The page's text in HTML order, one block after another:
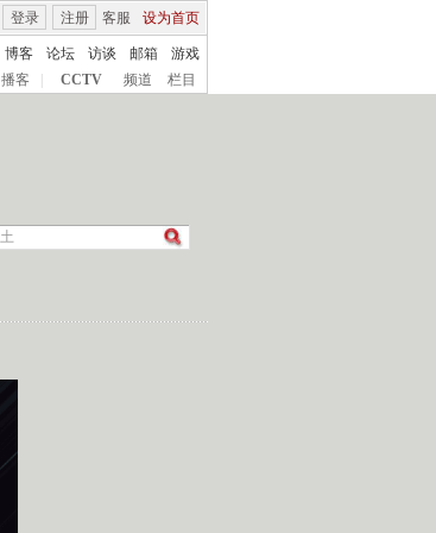
客服 设为首页
登录 注册
博客 论坛 访谈 邮箱
游戏
播客 CCTV 频道 栏目